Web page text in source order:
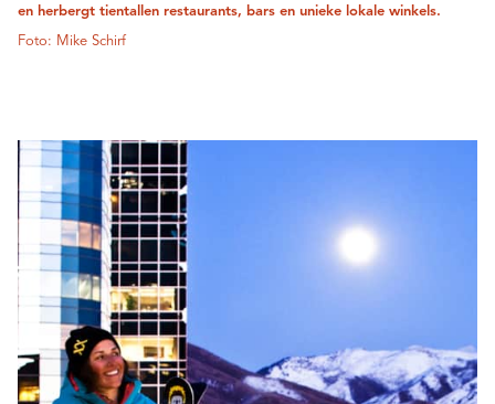
en herbergt tientallen restaurants, bars en unieke lokale winkels.
Foto: Mike Schirf